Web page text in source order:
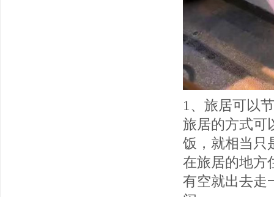
1、旅居可以
旅居的方式可
饭，就相当只
在旅居的地方
有空就出去走